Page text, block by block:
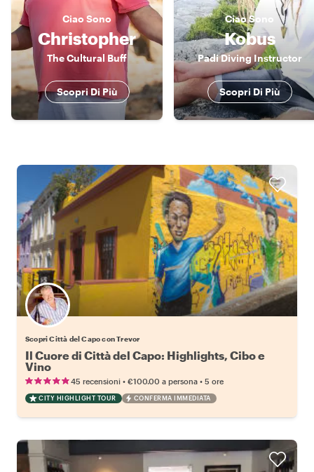
Ciao Sono
Christopher
The Cultural Buff
Scopri Di Più
CiaoSono
Kobus
Padi Diving Instructor
Scopri Di Più
Scopri Città del Capo con Trevor
Il Cuore di Città del Capo: Highlights, Cibo e
Vino
45 recensioni • €100.00 a persona • 5 ore
CITY HIGHLIGHT TOUR CONFERMA IMMEDIATA